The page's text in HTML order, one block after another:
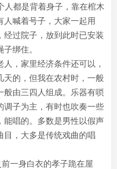
人都是背着身子，靠在棺木
人喊着号子，大家一起用
经过院子，放到此时已安装
绑住。
，家里经济条件还可以，
天的，但我在农村时，一般
般由三四人组成。乐器有唢
调子为主，有时也吹奏一些
能唱的。多数是男性以假声
目，大多是传统戏曲的唱
一身白衣的孝子跪在屋